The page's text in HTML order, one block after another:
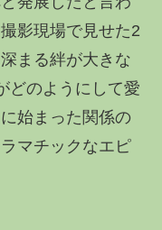
影現場で見せた2
まる絆が大きな
どのようにして愛
始まった関係の
マチックなエピ